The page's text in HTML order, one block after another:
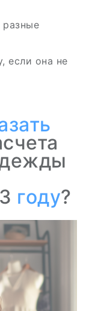
если она не
году?